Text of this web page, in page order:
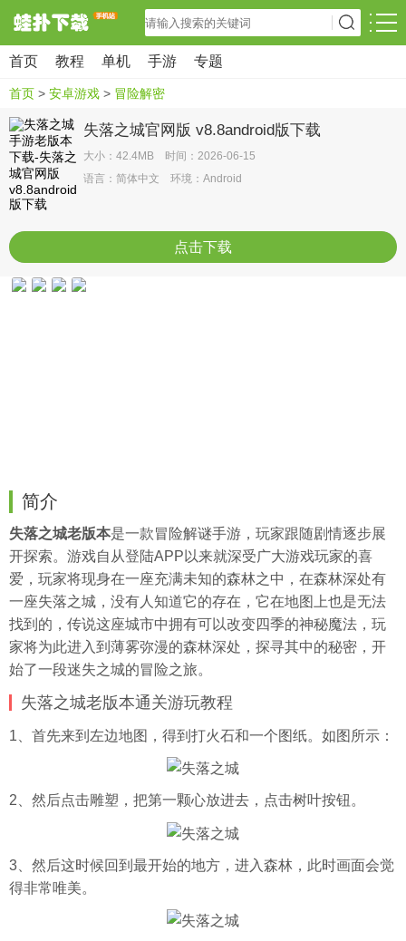
首页 教程 单机 手游 专题
首页 > 安卓游戏 > 冒险解密
失落之城官网版 v8.8android版下载
大小：42.4MB 时间：2026-06-15
语言：简体中文 环境：Android
点击下载
简介
失落之城老版本是一款冒险解谜手游，玩家跟随剧情逐步展
开探索。游戏自从登陆APP以来就深受广大游戏玩家的喜
爱，玩家将现身在一座充满未知的森林之中，在森林深处有
一座失落之城，没有人知道它的存在，它在地图上也是无法
找到的，传说这座城市中拥有可以改变四季的神秘魔法，玩
家将为此进入到薄雾弥漫的森林深处，探寻其中的秘密，开
始了一段迷失之城的冒险之旅。
失落之城老版本通关游玩教程
1、首先来到左边地图，得到打火石和一个图纸。如图所示：
2、然后点击雕塑，把第一颗心放进去，点击树叶按钮。
3、然后这时候回到最开始的地方，进入森林，此时画面会觉
得非常唯美。